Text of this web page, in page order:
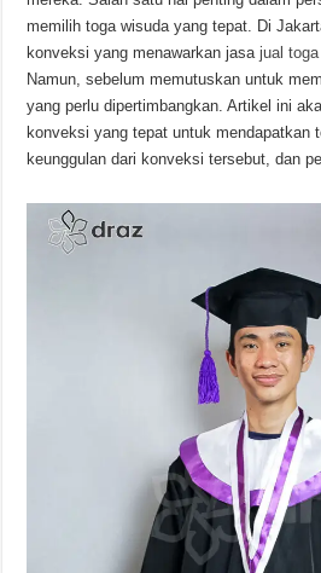
memilih toga wisuda yang tepat. Di
konveksi yang menawarkan jasajual
Namun, sebelum memutuskan untuk
yang perlu dipertimbangkan. Artikel ini
konveksi yang tepat untuk mendapatkan
keunggulan dari konveksi tersebut, dan